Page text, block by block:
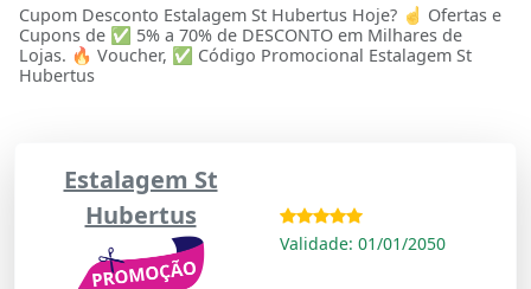
Cupom Desconto Estalagem St Hubertus Hoje? ☝ Ofertas e
Cupons de ✅ 5% a 70% de DESCONTO em Milhares de
Lojas. 🔥 Voucher, ✅ Código Promocional Estalagem St
Hubertus
Estalagem St
Hubertus
Validade: 01/01/2050